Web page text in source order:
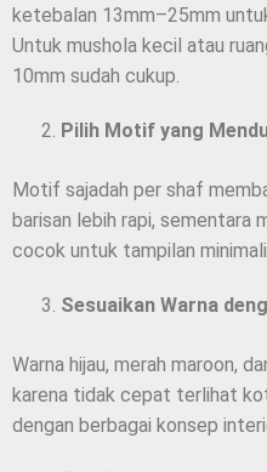
ketebalan 13mm–25mm
Untuk mushola kecil atau
10mm sudah cukup.
Pilih Motif yang
Motif sajadah per shaf
barisan lebih rapi,
cocok untuk tampilan
Sesuaikan Warna
Warna hijau, merah maroon,
karena tidak cepat terlihat
dengan berbagai konsep